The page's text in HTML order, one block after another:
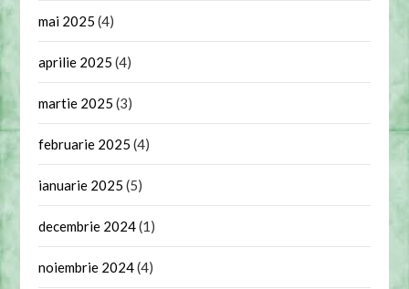
mai 2025 (4)
aprilie 2025 (4)
martie 2025 (3)
februarie 2025 (4)
ianuarie 2025 (5)
decembrie 2024(1)
noiembrie 2024(4)